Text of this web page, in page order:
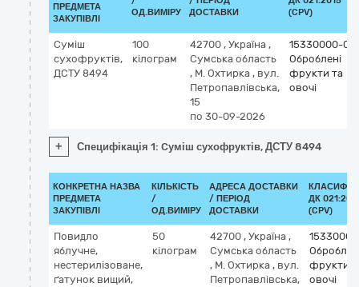
ПРЕДМЕТА
ЗАКУПІВЛІ
ОД.ВИМІРУ
ДОСТАВКИ
(CPV)
Cуміш
сухофруктів,
ДСТУ 8494
100
кілограм
42700 , Україна ,
Сумська область
, М. Охтирка , вул.
Петропавлівська,
15
по 30-09-2026
15330000-0
Оброблені
фрукти та
овочі
+ Специфікація 1: Cуміш сухофруктів, ДСТУ 8494
КОНКРЕТНА НАЗВА
ПРЕДМЕТА
ЗАКУПІВЛІ
КІЛЬКІСТЬ
/
ОД.ВИМІРУ
АДРЕСА ДОСТАВКИ
/ ПЕРІОД
ДОСТАВКИ
ДК
(CPV)
Повидло
яблучне,
нестерилізоване,
ґатунок вищий,
50
кілограм
42700 , Україна ,
Сумська область
, М. Охтирка , вул.
Петропавлівська,
фрукти
овочі